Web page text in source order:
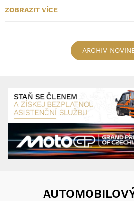
ZOBRAZIT VÍCE
ARCHIV